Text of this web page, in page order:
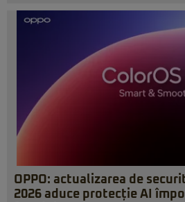
OPPO: actualizarea de
2026 aduce protecție AI